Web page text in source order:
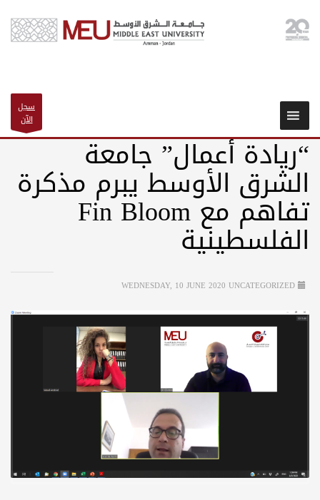
سجل
الآن
“ريادة أعمال” جامعة
الشرق الأوسط يبرم مذكرة
تفاهم مع Fin Bloom
الفلسطينية
WEDNESDAY, 10 JUNE 2020 UNCATEGORIZED